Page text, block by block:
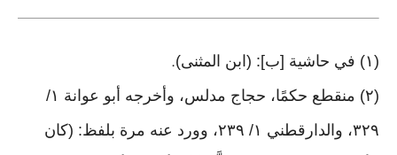
(١) في حاشية [ب]: (ابن المثنى) .
(٢) منقطع حكمًا، حجاج مدلس، وأخرجه أبو عوانة ١/
٣٢٩، والدارقطني ١/ ٢٣٩، وورد عنه مرة بلفظ: (كان